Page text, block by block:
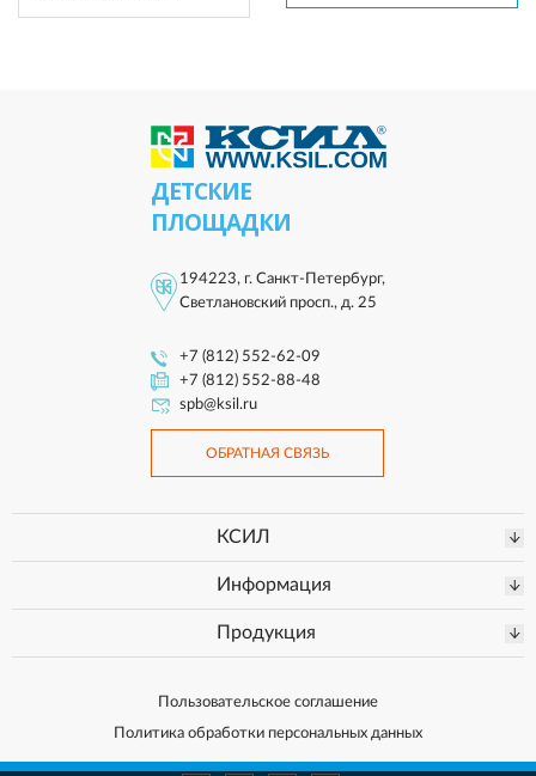
ДЕТСКИЕ
ПЛОЩАДКИ
194223, г. Санкт-Петербург,
Светлановский просп., д. 25
+7 (812) 552-62-09
+7 (812) 552-88-48
spb@ksil.ru
ОБРАТНАЯ СВЯЗЬ
КСИЛ
Информация
Продукция
Пользовательское соглашение
Политика обработки персональных данных